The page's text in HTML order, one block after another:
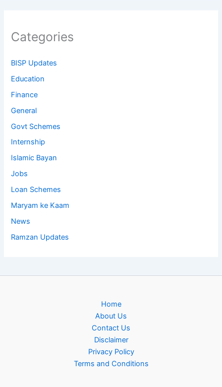
Categories
BISP Updates
Education
Finance
General
Govt Schemes
Internship
Islamic Bayan
Jobs
Loan Schemes
Maryam ke Kaam
News
Ramzan Updates
Home
About Us
Contact Us
Disclaimer
Privacy Policy
Terms and Conditions